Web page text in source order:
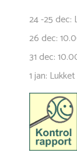
24 -25 dec:
26 dec:
31 dec:
1 jan: Lukket